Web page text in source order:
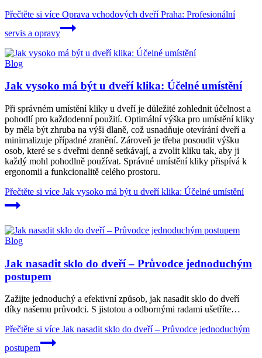
Přečtěte si více Oprava vchodových dveří Praha: Profesionální
servis a opravy
Blog
Jak vysoko má být u dveří klika: Účelné umístění
Při správném umístění kliky u dveří je důležité zohlednit účelnost a
pohodlí pro každodenní použití. Optimální výška pro umístění kliky
by měla být zhruba na výši dlaně, což usnadňuje otevírání dveří a
minimalizuje případné zranění. Zároveň je třeba posoudit výšku
osob, které se s dveřmi denně setkávají, a zvolit kliku tak, aby ji
každý mohl pohodlně používat. Správné umístění kliky přispívá k
ergonomii a funkcionalitě celého prostoru.
Přečtěte si více Jak vysoko má být u dveří klika: Účelné umístění
Blog
Jak nasadit sklo do dveří – Průvodce jednoduchým
postupem
Zažijte jednoduchý a efektivní způsob, jak nasadit sklo do dveří
díky našemu průvodci. S jistotou a odbornými radami ušetříte…
Přečtěte si více Jak nasadit sklo do dveří – Průvodce jednoduchým
postupem